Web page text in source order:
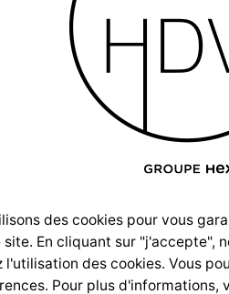
1164
des cookies pour vous
site. En cliquant sur "j'accepte",
l'utilisation des cookies. Vous
Pour plus d'informations,